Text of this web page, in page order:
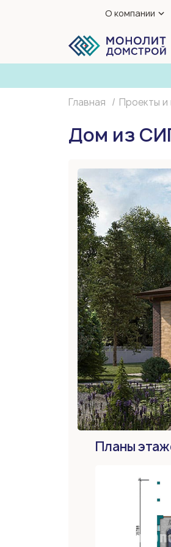
О компании
Главная Проекты и
Дом из
Планы